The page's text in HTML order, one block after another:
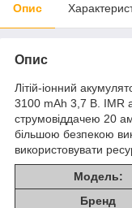
Опис
Опис
Літій-іонний
3100 mAh 3,7 В. IMR
струмовіддачею 20
більшою безпекою
використовувати
Модель:
Бренд